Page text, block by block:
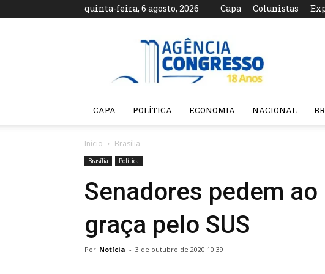
quinta-feira, 6 agosto, 2026 Capa Colunistas
Agência
CAPA POLÍTICA ECONOMIA NACIONAL
Início Brasília
Brasília Política
Senadores pedem
graça pelo SUS
Por Notícia - 3 de outubro de 2020 10:39